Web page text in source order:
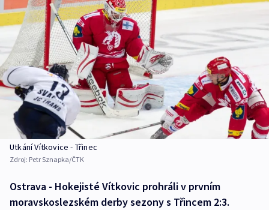
Utkání Vítkovice - Třinec
Zdroj: Petr Sznapka/ČTK
Ostrava - Hokejisté Vítkovic prohráli v prvním
moravskoslezském derby sezony s Třincem 2:3.